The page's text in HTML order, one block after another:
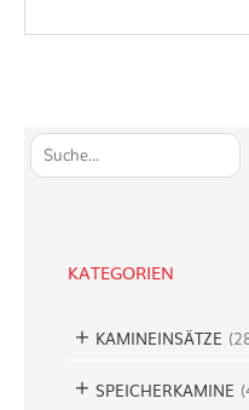
S
u
KATEGORIEN
KAMINEINSÄTZE (
SPEICHERKAMINE (